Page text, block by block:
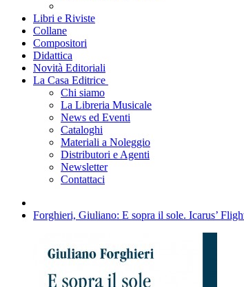
Libri e Riviste
Collane
Compositori
Didattica
Novità Editoriali
La Casa Editrice
Chi siamo
La Libreria Musicale
News ed Eventi
Cataloghi
Materiali a Noleggio
Distributori e Agenti
Newsletter
Contattaci
Forghieri, Giuliano: E sopra il sole. Icarus’